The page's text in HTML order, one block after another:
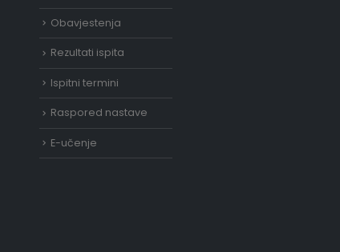
Obavjestenja
Rezultati ispita
Ispitni termini
Raspored nastave
E-učenje